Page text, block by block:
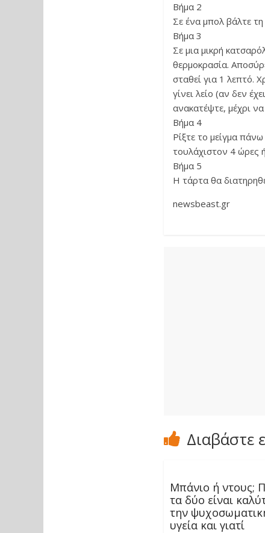
Βήμα 2
Σε ένα μπολ βάλτε
Βήμα 3
Σε μια μικρή
θερμοκρασία.
σταθεί για 1 λεπτό.
γίνει λείο (αν δεν
ανακατέψτε, μέχρι να
Βήμα 4
Ρίξτε το μείγμα
τουλάχιστον 4 ώρες
Βήμα 5
Η τάρτα θα
newsbeast.gr
Διαβάστε
Μπάνιο ή ντους;
τα δύο είναι
την
υγεία και γιατί